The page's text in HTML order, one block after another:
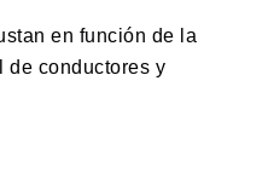
en función de la
de conductores y